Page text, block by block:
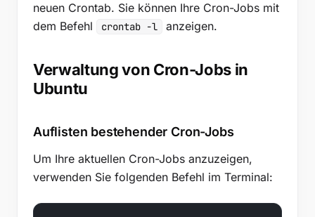
neuen Crontab. Sie können Ihre Cron-Jobs mit
dem Befehl
crontab -l anzeigen.
Verwaltung von Cron-Jobs in
Ubuntu
Auflisten bestehender Cron-Jobs
Um Ihre aktuellen Cron-Jobs anzuzeigen,
verwenden Sie folgenden Befehl im Terminal: